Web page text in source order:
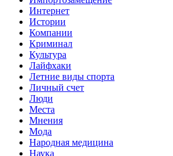
Интернет
Истории
Компании
Криминал
Культура
Лайфхаки
Летние виды спорта
Личный счет
Люди
Места
Мнения
Мода
Народная медицина
Наука